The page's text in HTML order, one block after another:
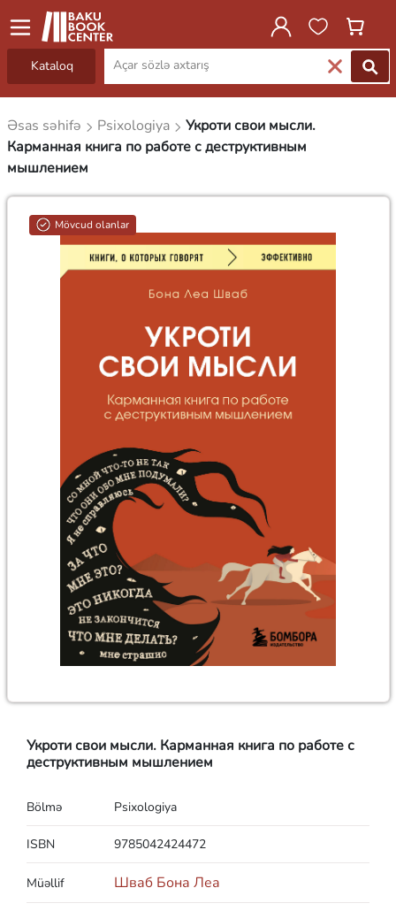
Kataloq
Əsas səhifə Psixologiya
Укроти свои мысли.
Карманная книга по работе с деструктивным
мышлением
Mövcud olanlar
Укроти свои мысли. Карманная книга по работе с
деструктивным мышлением
Bölmə Psixologiya
ISBN 9785042424472
Müəllif Шваб Бона Леа